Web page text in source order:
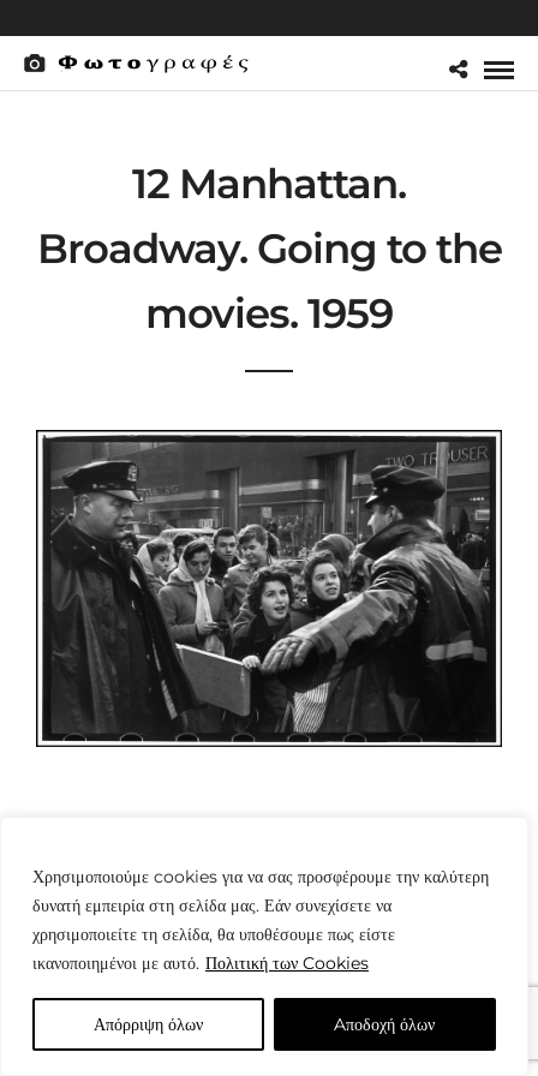
Χρησιμοποιούμε cookies για να σας προσφέρουμε την καλύτερη
δυνατή εμπειρία στη σελίδα μας. Εάν συνεχίσετε να
χρησιμοποιείτε τη σελίδα, θα υποθέσουμε πως είστε
ικανοποιημένοι με αυτό. Πολιτική των Cookies
Απόρριψη όλων Aποδοχή όλων
12 Manhattan.
Broadway. Going to the
movies. 1959
© Copyright: www.fotografes.gr - Δαμιανός Μωραΐτης